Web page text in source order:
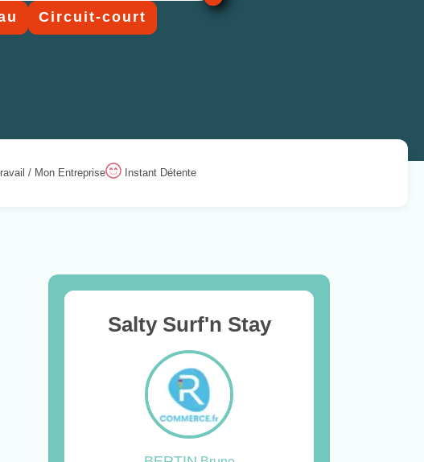
Circuit-court
/ Mon Entreprise Instant Détente
Salty Surf'n Stay